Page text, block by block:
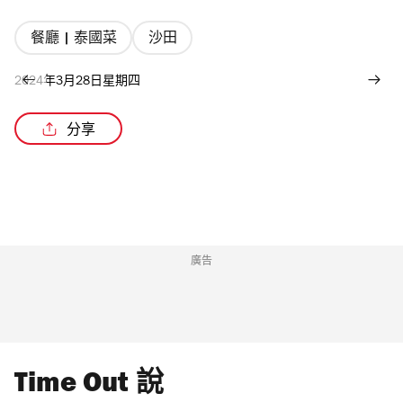
餐廳 | 泰國菜 沙田
2024年3月28日星期四
分享
廣告
Time Out 說